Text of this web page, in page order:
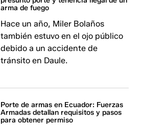
arma de fuego
Hace un año, Miler Bolaños
también estuvo en el ojo público
debido a un accidente de
tránsito en Daule.
Porte de armas en Ecuador: Fuerzas
Armadas detallan requisitos y pasos
para obtener permiso